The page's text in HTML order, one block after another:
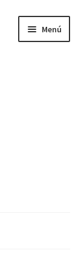
Menú